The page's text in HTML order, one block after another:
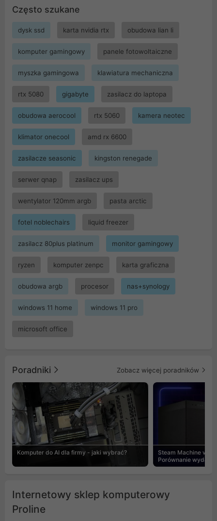
Często szukane
dysk ssd karta nvidia rtx obudowa lian li
komputer gamingowy panele fotowoltaiczne
myszka gamingowa klawiatura mechaniczna
rtx 5080 gigabyte zasilacz do laptopa
obudowa aerocool rtx 5060 kamera neotec
klimator onecool amd rx 6600
zasilacze seasonic kingston renegade
serwer qnap zasilacz ups
wentylator 120mm argb pasta arctic
fotel noblechairs liquid freezer
zasilacz 80plus platinum monitor gamingowy
ryzen komputer zenpc karta graficzna
obudowa argb procesor nas+synology
windows 11 home windows 11 pro
microsoft office
Poradniki Zobacz więcej poradników
Komputer do AI dla firmy - jaki wybrać?
Steam Machine vs
Porównanie
Internetowy sklep komputerowy
Proline